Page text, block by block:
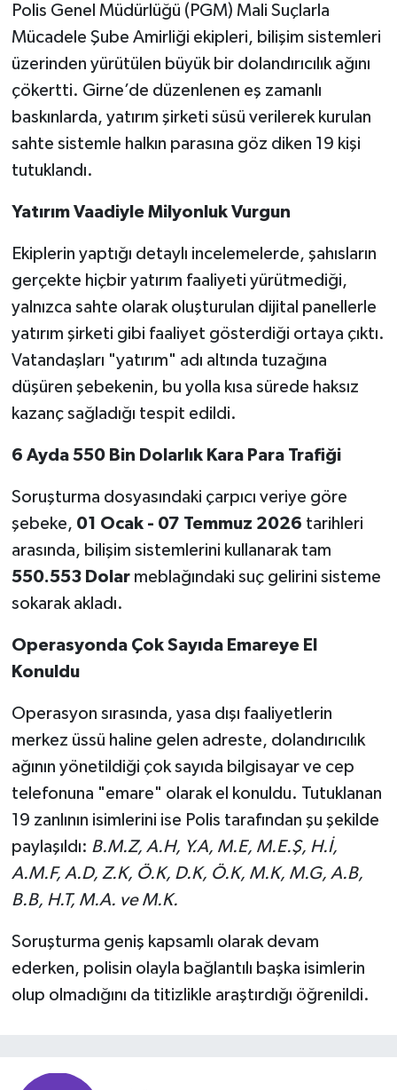
Polis Genel Müdürlüğü (PGM) Mali Suçlarla
Mücadele Şube Amirliği ekipleri, bilişim sistemleri
üzerinden yürütülen büyük bir dolandırıcılık ağını
çökertti. Girne’de düzenlenen eş zamanlı
baskınlarda, yatırım şirketi süsü verilerek kurulan
sahte sistemle halkın parasına göz diken 19 kişi
tutuklandı.
Yatırım Vaadiyle Milyonluk Vurgun
Ekiplerin yaptığı detaylı incelemelerde, şahısların
gerçekte hiçbir yatırım faaliyeti yürütmediği,
yalnızca sahte olarak oluşturulan dijital panellerle
yatırım şirketi gibi faaliyet gösterdiği ortaya çıktı.
Vatandaşları "yatırım" adı altında tuzağına
düşüren şebekenin, bu yolla kısa sürede haksız
kazanç sağladığı tespit edildi.
6 Ayda 550 Bin Dolarlık Kara Para Trafiği
Soruşturma dosyasındaki çarpıcı veriye göre
şebeke, 01 Ocak - 07 Temmuz 2026 tarihleri
arasında, bilişim sistemlerini kullanarak tam
550.553 Dolarmeblağındaki suç gelirini sisteme
sokarak akladı.
Operasyonda Çok Sayıda Emareye El
Konuldu
Operasyon sırasında, yasa dışı faaliyetlerin
merkez üssü haline gelen adreste, dolandırıcılık
ağının yönetildiği çok sayıda bilgisayar ve cep
telefonuna "emare" olarak el konuldu. Tutuklanan
19 zanlının isimlerini ise Polis tarafından şu şekilde
paylaşıldı: B.M.Z, A.H, Y.A, M.E, M.E.Ş, H.İ,
A.M.F, A.D, Z.K, Ö.K, D.K, Ö.K, M.K, M.G, A.B,
B.B, H.T, M.A. ve M.K.
Soruşturma geniş kapsamlı olarak devam
ederken, polisin olayla bağlantılı başka isimlerin
olup olmadığını da titizlikle araştırdığı öğrenildi.